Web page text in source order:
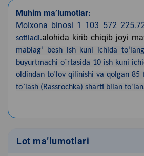
Muhim ma’lumotlar:
Molxona binosi 1 103 572
sotiladi.alohida kirib chiqib joyi
mablag‘ besh ish kuni ichida
buyurtmachi o`rtasida 10 ish kuni
oldindan to’lov qilinishi va qolgan
to`lash (Rassrochka) sharti bilan
Lot ma’lumotlari